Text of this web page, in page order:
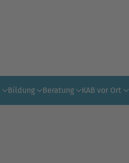
Bildung Beratung KAB vor Ort